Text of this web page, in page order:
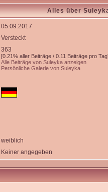
Alles über
05.09.2017
Versteckt
363
[0.21% aller Beiträge / 0.11 Beiträge pro
Alle Beiträge von Suleyka anzeigen
Persönliche Galerie von Suleyka
weiblich
Keiner angegeben